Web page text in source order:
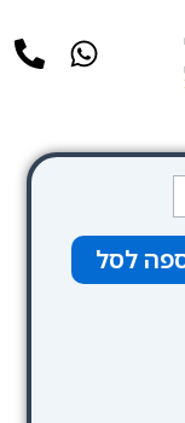
לסל